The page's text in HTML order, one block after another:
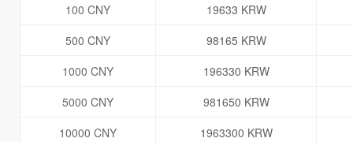
100 CNY
19633 KRW
500 CNY
98165 KRW
1000 CNY
196330 KRW
5000 CNY
981650 KRW
10000 CNY
1963300 KRW